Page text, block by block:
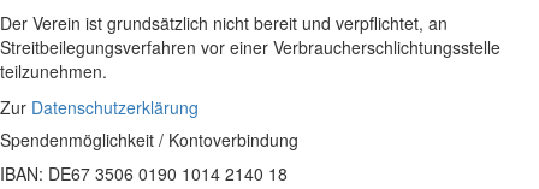
Der Verein ist grundsätzlich nicht bereit und verpflichtet, an
Streitbeilegungsverfahren vor einer Verbraucherschlichtungsstelle
teilzunehmen.
Zur Datenschutzerklärung
Spendenmöglichkeit / Kontoverbindung​
IBAN: DE67 3506 0190 1014 2140 18